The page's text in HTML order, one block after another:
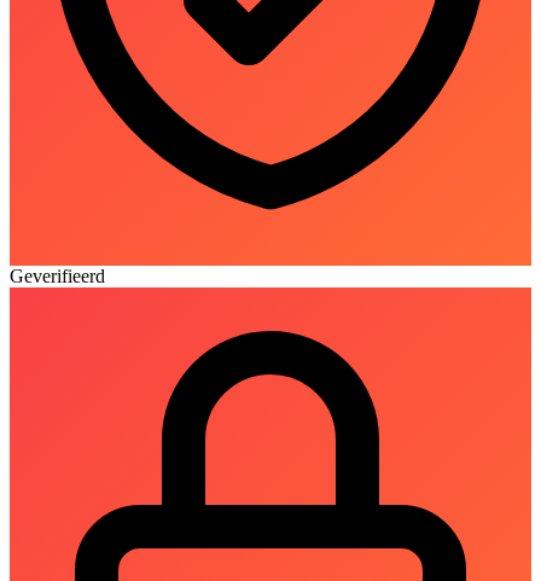
Geverifieerd